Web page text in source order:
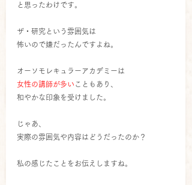
と思ったわけです。
ザ・研究という雰囲気は
怖いので嫌だったんですよね。
オーソモレキュラーアカデミーは
女性の講師が多い こともあり、
和やかな印象を受けました。
じゃあ、
実際の雰囲気や内容はどうだったのか？
私の感じたことをお伝えしますね。